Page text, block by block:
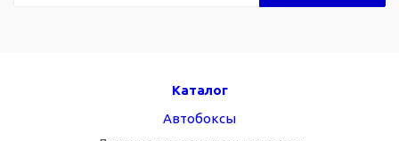
Каталог
Автобоксы